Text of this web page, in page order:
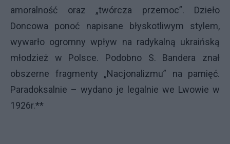
amoralność oraz „twórcza przemoc”. Dzieło
Doncowa ponoć napisane błyskotliwym stylem,
wywarło ogromny wpływ na radykalną ukraińską
młodzież w Polsce. Podobno S. Bandera znał
obszerne fragmenty „Nacjonalizmu” na pamięć.
Paradoksalnie – wydano je legalnie we Lwowie w
1926r.**